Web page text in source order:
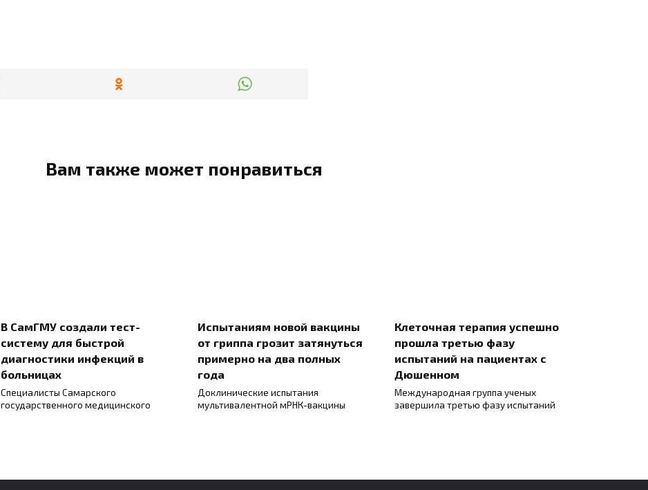
Вам также может понравиться
В СамГМУ создали тест-
систему для быстрой
диагностики инфекций в
больницах
Специалисты Самарского
государственного медицинского
Испытаниям новой вакцины
от гриппа грозит затянуться
примерно на два полных
года
Доклинические испытания
мультивалентной мРНК-вакцины
Клеточная терапия успешно
прошла третью фазу
испытаний на пациентах с
Дюшенном
Международная группа ученых
завершила третью фазу испытаний